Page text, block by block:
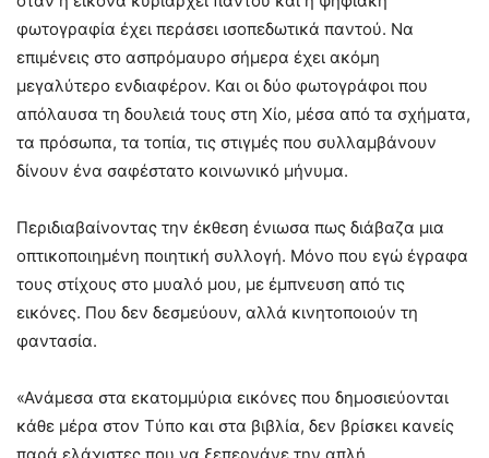
φωτογραφία έχει περάσει ισοπεδωτικά παντού. Να
επιμένεις στο ασπρόμαυρο σήμερα έχει ακόμη
μεγαλύτερο ενδιαφέρον. Και οι δύο φωτογράφοι που
απόλαυσα τη δουλειά τους στη Χίο, μέσα από τα σχήματα,
τα πρόσωπα, τα τοπία, τις στιγμές που συλλαμβάνουν
δίνουν ένα σαφέστατο κοινωνικό μήνυμα.
Περιδιαβαίνοντας την έκθεση ένιωσα πως διάβαζα μια
οπτικοποιημένη ποιητική συλλογή. Μόνο που εγώ έγραφα
τους στίχους στο μυαλό μου, με έμπνευση από τις
εικόνες. Που δεν δεσμεύουν, αλλά κινητοποιούν τη
φαντασία.
«Ανάμεσα στα εκατομμύρια εικόνες που δημοσιεύονται
κάθε μέρα στον Tύπο και στα βιβλία, δεν βρίσκει κανείς